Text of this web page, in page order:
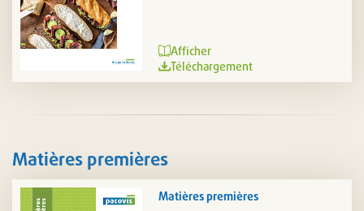
Afficher
Téléchargement
Matières premières
Matières premières